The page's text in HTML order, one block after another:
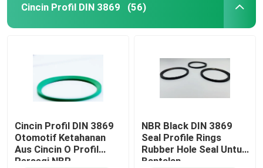
Cincin Profil DIN 3869 (56)
Cincin Profil DIN 3869
Otomotif Ketahanan
Aus Cincin O Profil
Persegi NBR
NBR Black DIN 3869
Seal Profile Rings
Rubber Hole Seal Untuk
Bantalan